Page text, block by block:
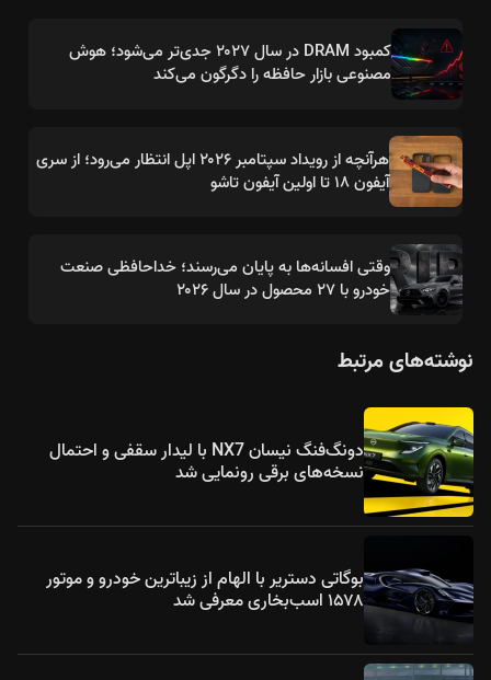
کمبود DRAM در سال ۲۰۲۷ جدی‌تر می‌شود؛ هوش
مصنوعی بازار حافظه را دگرگون می‌کند
هرآنچه از رویداد سپتامبر ۲۰۲۶ اپل انتظار می‌رود؛ از سری
آیفون ۱۸ تا اولین آیفون تاشو
وقتی افسانه‌ها به پایان می‌رسند؛ خداحافظی صنعت
خودرو با ۲۷ محصول در سال ۲۰۲۶
نوشته‌های مرتبط
دونگ‌فنگ نیسان NX7 با لیدار سقفی و احتمال
نسخه‌های برقی رونمایی شد
بوگاتی دستریر با الهام از زیباترین خودرو و موتور
۱۵۷۸ اسب‌بخاری معرفی شد